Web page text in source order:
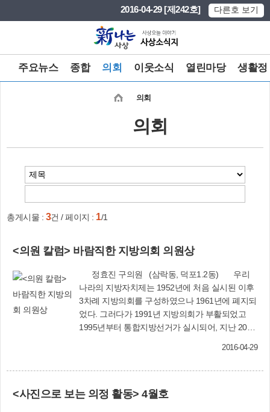
2016-04-29 [제242호] 다른호 보기
주요뉴스 종합 의회 이웃소식 열린마당 생활정
의회
의회
총게시물 : 3건 / 페이지 : 1/1
<의원 칼럼> 바람직한 지방의회 의원상
정효진 구의원 (삼락동, 덕포1.2동) 우리
나라의 지방자치제는 1952년에 처음 실시된 이후
3차례 지방의회를 구성하였으나 1961년에 폐지되
었다. 그러다가 1991년 지방의회가 부활되었고
1995년부터 통합지방선거가 실시되어, 지난 2014
대화의 과정이다. 유권자 입장에서는 후보자의 업
2016-04-29
<사진으로 보는 의정 활동> 4월호